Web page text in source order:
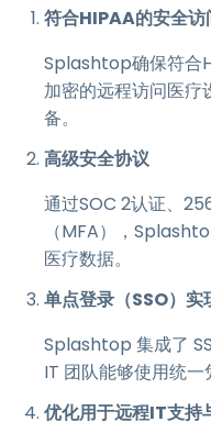
符合HIPAA的安全访
Splashtop确保符合
加密的远程访问医疗
备。
高级安全协议
通过SOC 2认证、
（MFA），
医疗数据。
单点登录（SSO）实
Splashtop 集成了
IT 团队能够使用统一
优化用于远程IT支持